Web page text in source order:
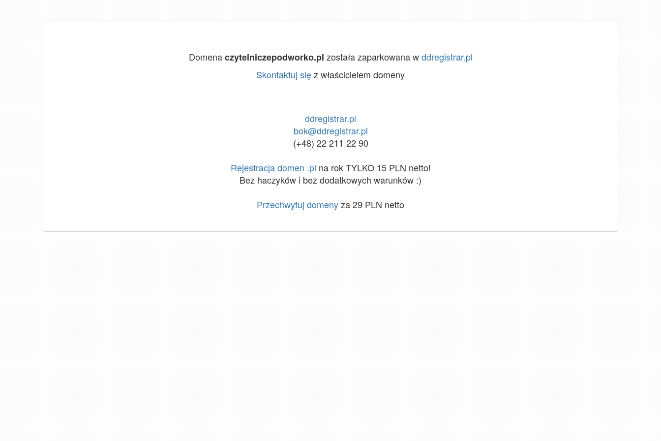
Domenaczytelniczepodworko.pl została zaparkowana wddregistrar.pl
Skontaktuj sięz właścicielem domeny
ddregistrar.pl
bok@ddregistrar.pl
(+48) 22 211 22 90
Rejestracja domen .pl na rok TYLKO 15 PLN netto!
Bez haczyków i bez dodatkowych warunków :)
Przechwytuj domenyza 29 PLN netto